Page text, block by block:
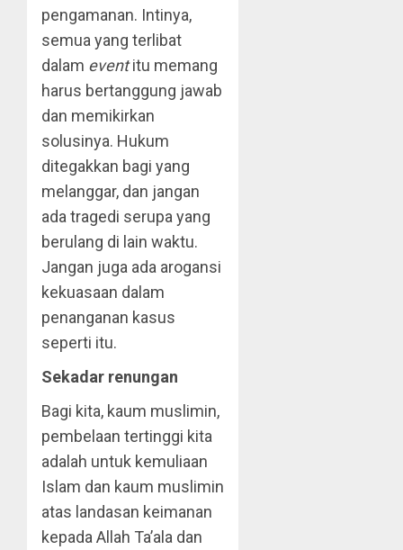
pengamanan. Intinya,
semua yang terlibat
dalam eventitu memang
harus bertanggung jawab
dan memikirkan
solusinya. Hukum
ditegakkan bagi yang
melanggar, dan jangan
ada tragedi serupa yang
berulang di lain waktu.
Jangan juga ada arogansi
kekuasaan dalam
penanganan kasus
seperti itu.
Sekadar renungan
Bagi kita, kaum muslimin,
pembelaan tertinggi kita
adalah untuk kemuliaan
Islam dan kaum muslimin
atas landasan keimanan
kepada Allah Ta’ala dan